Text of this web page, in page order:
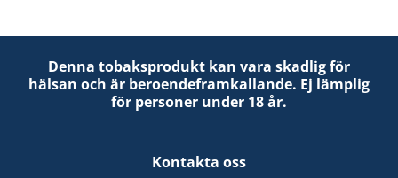
Denna tobaksprodukt kan vara skadlig för
hälsan och är beroendeframkallande. Ej lämplig
för personer under 18 år.
Kontakta oss